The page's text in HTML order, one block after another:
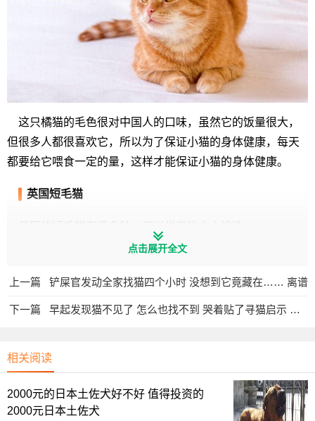
这只橘猫的毛色很对中国人的口味，虽然它的饭量很大，
但很多人都很喜欢它，所以为了保证小猫的身体健康，每天
都要给它喂食一定的量，这样才能保证小猫的身体健康。
英国短毛猫
点击展开全文
上一篇 铲屎官发动全家找猫四个小时 没想到它竟藏在…… 离谱
下一篇 早起发现猫不见了 怎么也找不到 哭着贴了寻猫启示 结果……
相关阅读
2000元的日本土佐犬好不好 值得投资的
2000元日本土佐犬